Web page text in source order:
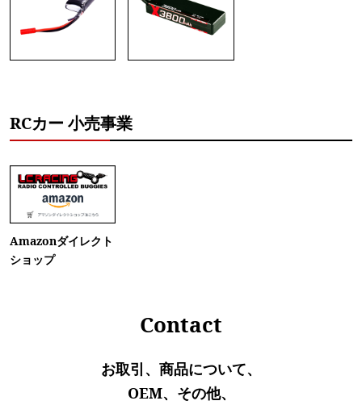
RCカー 小売事業
Amazonダイレクト
ショップ
Contact
お取引、商品について、
OEM、その他、